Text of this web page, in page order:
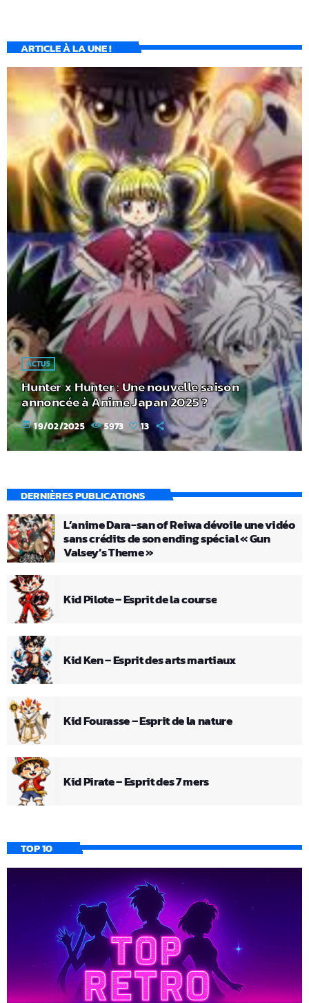
ARTICLE À LA UNE !
ACTUS
Hunter x Hunter : Une nouvelle saison
annoncée à Anime Japan 2025 ?
today 19/02/2025 5973 13
DERNIÈRES PUBLICATIONS
L’anime Dara-san of Reiwa dévoile une vidéo
sans crédits de son ending spécial « Gun
Valsey’s Theme »
Kid Pilote – Esprit de la course
Kid Ken – Esprit des arts martiaux
Kid Fourasse – Esprit de la nature
Kid Pirate – Esprit des 7 mers
TOP 10